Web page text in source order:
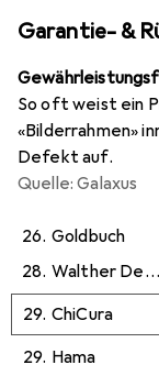
Garantie- &
So oft weist ein
«Bilderrahmen»
Defekt auf.
Quelle: Galaxus
26. Goldbuch
28. Walther Design
29. ChiCura
29. Hama